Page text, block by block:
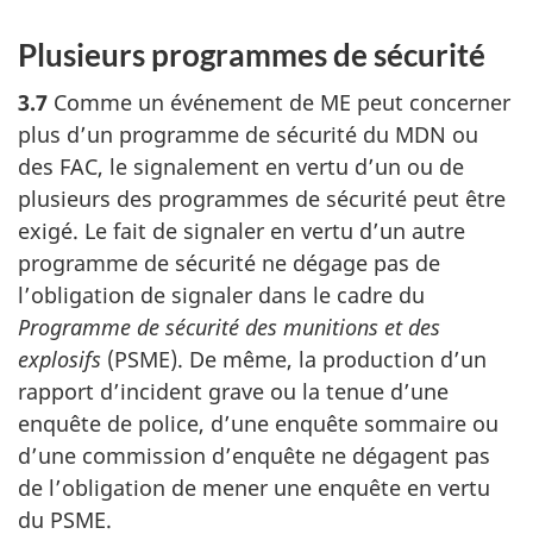
Plusieurs programmes de sécurité
3.7 Comme un événement de ME peut concerner
plus d’un programme de sécurité du MDN ou
des FAC, le signalement en vertu d’un ou de
plusieurs des programmes de sécurité peut être
exigé. Le fait de signaler en vertu d’un autre
programme de sécurité ne dégage pas de
l’obligation de signaler dans le cadre du
Programme de sécurité des munitions et des
explosifs (PSME). De même, la production d’un
rapport d’incident grave ou la tenue d’une
enquête de police, d’une enquête sommaire ou
d’une commission d’enquête ne dégagent pas
de l’obligation de mener une enquête en vertu
du PSME.